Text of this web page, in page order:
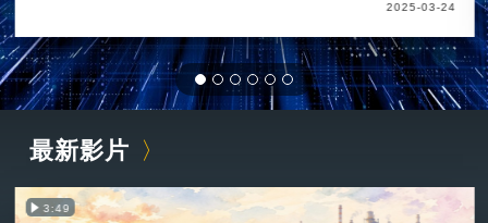
2025-03-24
最新影片
3:49